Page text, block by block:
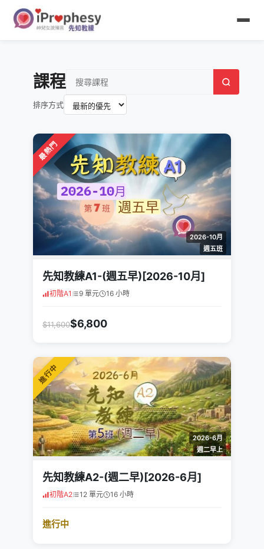
課程
排序方式
最熱門
2026-10月
週五班
先知教練A1-(週五早)[2026-10月]
初階A1 9 單元 16 小時
$11,600$6,800
進行中
2026-6月
週二早上
先知教練A2-(週二早)[2026-6月]
初階A2 12 單元 16 小時
進行中